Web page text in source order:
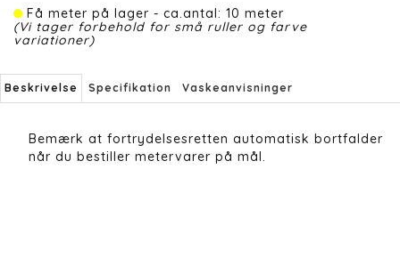
Få meter på lager - ca.antal: 10 meter
(Vi tager forbehold for små ruller og farve
variationer)
Beskrivelse Specifikation Vaskeanvisninger
Bemærk at fortrydelsesretten automatisk bortfalder
når du bestiller metervarer på mål.